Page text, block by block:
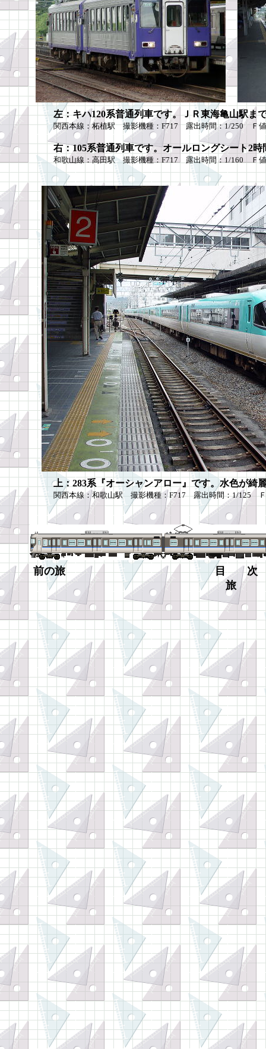
前の旅目 次
旅
左：キハ120系普通列車です。ＪＲ東海亀山駅ま
関西本線：柘植駅 撮影機種：F717 露出時間：1/250 Ｆ
右：105系普通列車です。オールロングシート2
和歌山線：高田駅 撮影機種：F717 露出時間：1/160 Ｆ
上：283系『オーシャンアロー』です。水色が綺
関西本線：和歌山駅 撮影機種：F717 露出時間：1/125